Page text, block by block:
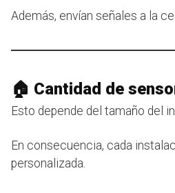
Además, envían señales a la
🏠 Cantidad de
Esto depende del tamaño del
En consecuencia, cada
personalizada.